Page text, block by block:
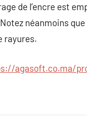
de l’encre est
néanmoins
rayures.
agasoft.co.ma/